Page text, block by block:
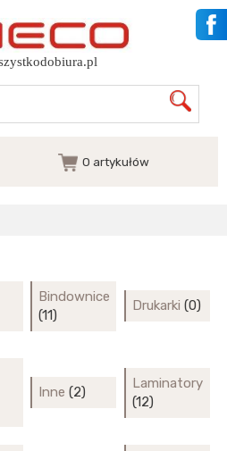
0 artykułów
Bindownice
(11)
Drukarki (0)
Inne (2)
Laminatory
(12)